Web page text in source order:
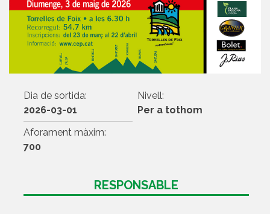
Dia de sortida:
2026-03-01
Nivell:
Per a tothom
Aforament màxim:
700
RESPONSABLE